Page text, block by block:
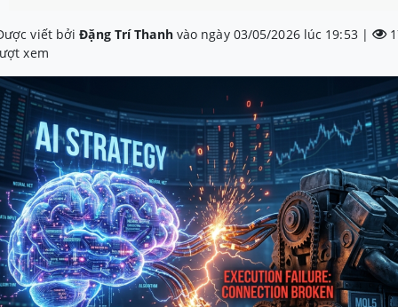
viết bởiĐặng Trí Thanhvào ngày 03/05/2026 lúc 19:53 |
xem